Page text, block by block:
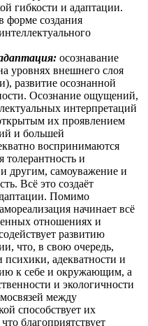
гибкости и адаптации.
форме создания
осознавание
уровнях внешнего слоя
развитие осознанной
Осознание ощущений,
интерпретаций
их проявлением
и большей
воспринимаются
и
и другим, самоуважение и
Всё это создаёт
Помимо
начинает всё
отношениях и
развитию
что, в свою очередь,
психики, адекватности и
к себе и окружающим, а
и экологичности
между
способствует их
благоприятствует